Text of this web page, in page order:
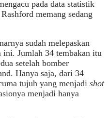
pada data statistik
memang sedang
sudah melepaskan
ini. Jumlah 34 tembakan itu
setelah bomber
Hanya saja, dari 34
tujuh yang menjadi shot
menjadi hanya